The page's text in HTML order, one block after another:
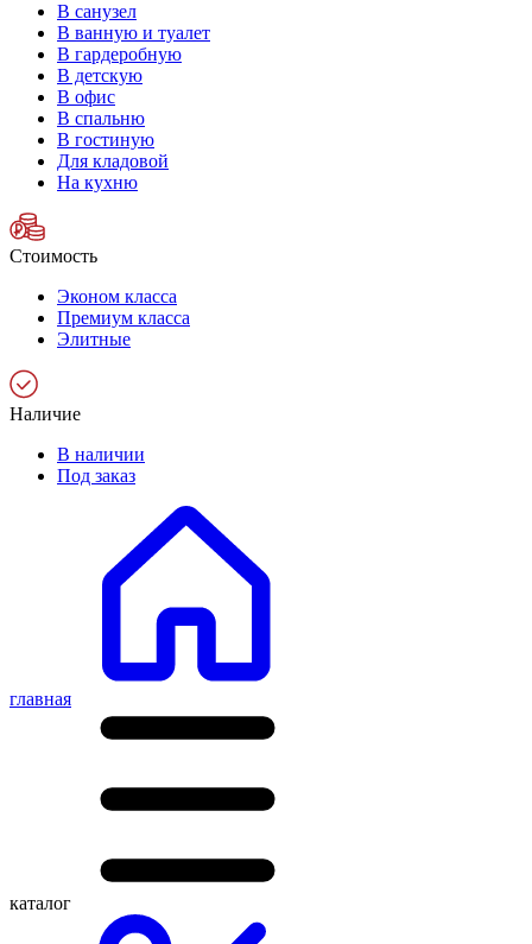
В санузел
В ванную и туалет
В гардеробную
В детскую
В офис
В спальню
В гостиную
Для кладовой
На кухню
Стоимость
Эконом класса
Премиум класса
Элитные
Наличие
В наличии
Под заказ
главная
каталог